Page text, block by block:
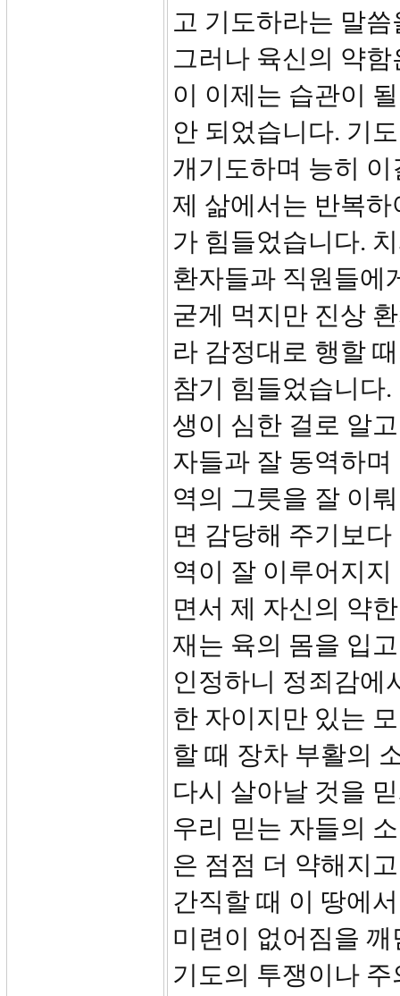
고 기도하라는 말
그러나 육신의 약
이 이제는 습관이
안 되었습니다. 기
개기도하며 능히
제 삶에서는 반복
가 힘들었습니다.
환자들과 직원들에
굳게 먹지만 진상
라 감정대로 행할
참기 힘들었습니다
생이 심한 걸로 알
자들과 잘 동역하
역의 그릇을 잘 이
면 감당해 주기보
역이 잘 이루어지
면서 제 자신의 약
재는 육의 몸을 입
인정하니 정죄감에
한 자이지만 있는
할 때 장차 부활의
다시 살아날 것을
우리 믿는 자들의
은 점점 더 약해지
간직할 때 이 땅에
미련이 없어짐을
기도의 투쟁이나